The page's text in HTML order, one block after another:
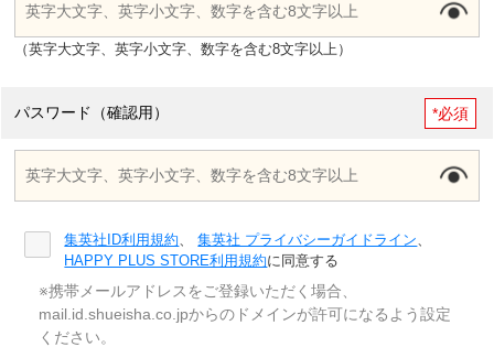
（英字大文字、英字小文字、数字を含む8文字以上）
パスワード（確認用） *必須
集英社ID利用規約、集英社 プライバシーガイドライン、
HAPPY PLUS STORE利用規約に同意する
※携帯メールアドレスをご登録いただく場合、
mail.id.shueisha.co.jpからのドメインが許可になるよう設定
ください。